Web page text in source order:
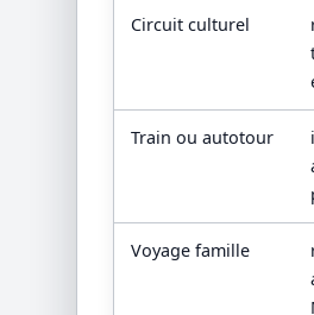
Circuit culturel
Train ou autotour
Voyage famille